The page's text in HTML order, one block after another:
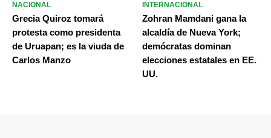
NACIONAL
Grecia Quiroz tomará
protesta como presidenta
de Uruapan; es la viuda de
Carlos Manzo
INTERNACIONAL
Zohran Mamdani gana la
alcaldía de Nueva York;
demócratas dominan
elecciones estatales en EE.
UU.